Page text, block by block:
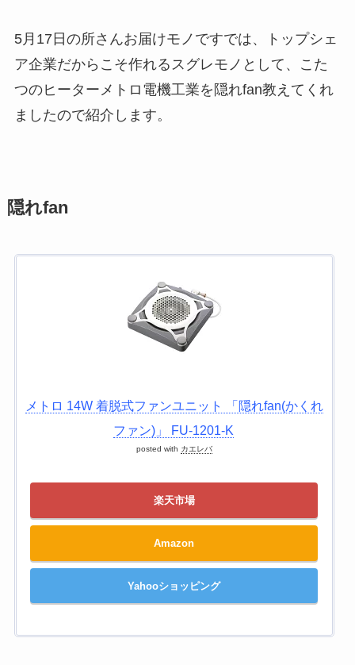
5月17日の所さんお届けモノですでは、トップシェ
ア企業だからこそ作れるスグレモノとして、こた
つのヒーターメトロ電機工業を隠れfan教えてくれ
ましたので紹介します。
隠れfan
メトロ 14W 着脱式ファンユニット 「隠れfan(かくれ
ファン)」 FU-1201-K
posted with カエレバ
楽天市場
Amazon
Yahooショッピング